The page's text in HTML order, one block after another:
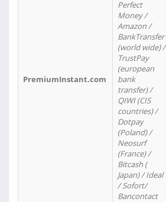
PremiumInstant.com
Perfect
Money /
Amazon /
BankTransfer
(world wide) /
TrustPay
(european
bank
transfer) /
QIWI (CIS
countries) /
Dotpay
(Poland) /
Neosurf
(France) /
Bitcash (
Japan) / Ideal
/ Sofort/
Bancontact